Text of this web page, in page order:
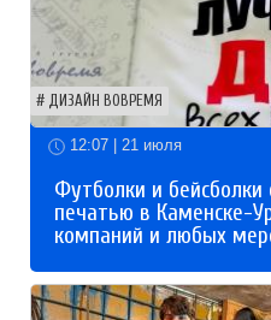
ДИЗАЙН ВОВРЕМЯ
12:07 | 21 июля
Футболки и
печатью в Каменске-
компаний и любых